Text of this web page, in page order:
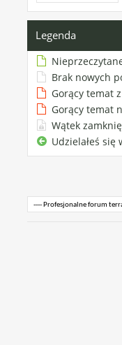
Legenda
Brak nowych
Gorący temat
Gorący temat
Wątek
Udzielałeś się